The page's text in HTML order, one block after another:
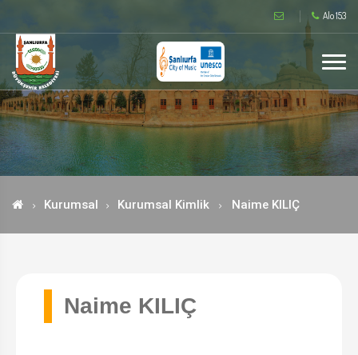
Alo 153
Kurumsal Kurumsal Kimlik Naime KILIÇ
Naime KILIÇ